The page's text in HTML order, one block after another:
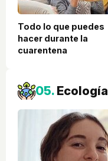
Todo lo que puedes
hacer durante la
cuarentena
05. Ecología